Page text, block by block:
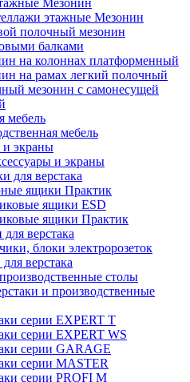
Мезонин
этажные Мезонин
полочный мезонин
балками
на колоннах платформенный
на рамах легкий полочный
мезонин с самонесущей
мебель
мебель
и экраны
и экраны
для верстака
ящики Практик
ящики ESD
ящики Практик
верстака
блоки электророзеток
верстака
столы
и производственные
серии EXPERT T
серии EXPERT WS
серии GARAGE
серии MASTER
серии PROFI M